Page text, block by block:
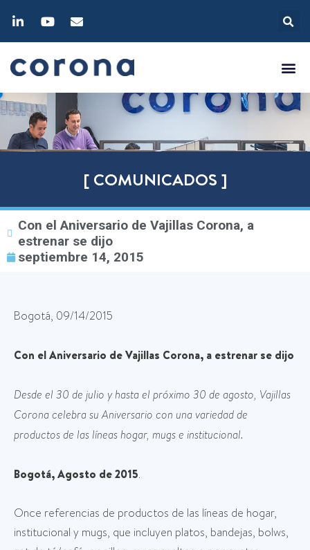
[ COMUNICADOS ]
Con el Aniversario de Vajillas Corona, a
estrenar se dijo
septiembre 14, 2015
Bogotá, 09/14/2015
Con el Aniversario de Vajillas Corona, a estrenar se dijo
Desde el 30 de julio y hasta el próximo 30 de agosto, Vajillas
Corona celebra su Aniversario con una variedad de
productos de las líneas hogar, mugs e institucional.
Bogotá, Agosto de 2015.
Once referencias de productos de las líneas de hogar,
institucional y mugs, que incluyen platos, bandejas, bolws,